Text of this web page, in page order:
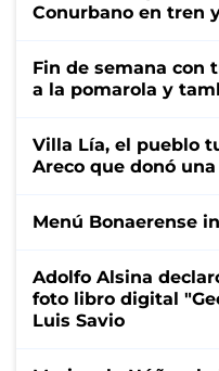
Conurbano en tren
Fin de semana con
a la pomarola y
Villa Lía, el pueblo
Areco que donó
Menú Bonaerense
Adolfo Alsina
foto libro digital
Luis Savio